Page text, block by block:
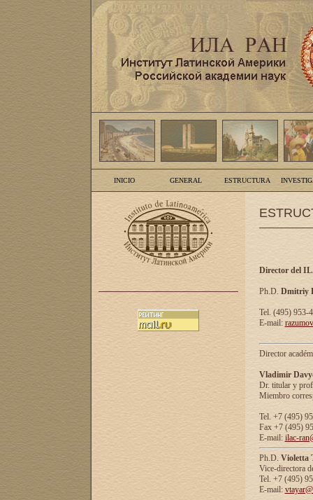
INICIO GENERAL ESTRUCTURA
Director del
Ph.D. Dmitriy
Tel. (495) 953-
E-mail:
Director
Vladimir
Dr. titular y
Miembro
Tel. +7 (495)
Fax +7 (495)
E-mail: ilac-
Ph.D. Violetta
Vice-directora
Tel. +7 (495)
E-mail: